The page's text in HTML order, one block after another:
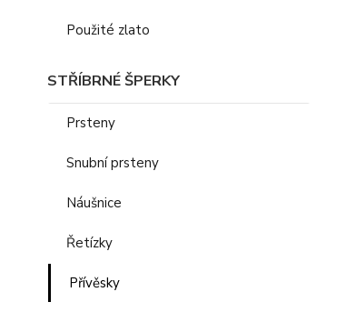
Použité zlato
STŘÍBRNÉ ŠPERKY
Prsteny
Snubní prsteny
Náušnice
Řetízky
Přívěsky